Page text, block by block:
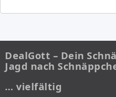
DealGott – Dein
Jagd nach
… vielfältig